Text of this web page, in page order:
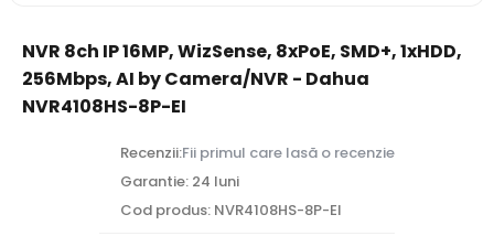
NVR 8ch IP 16MP, WizSense, 8xPoE, SMD+, 1xHDD,
256Mbps, AI by Camera/NVR - Dahua
NVR4108HS-8P-EI
Recenzii:Fii primul care lasă o recenzie
Garantie: 24 luni
Cod produs: NVR4108HS-8P-EI